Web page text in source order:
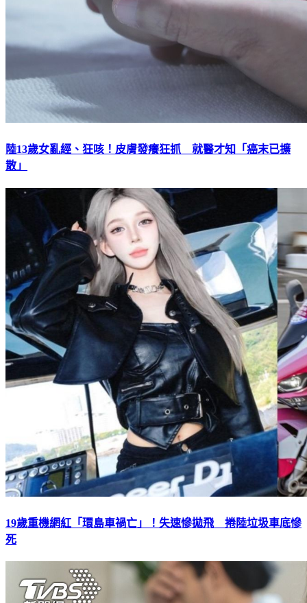
陸13歲女亂經、狂咳！皮膚發癢狂抓 就醫才知「癌末已擴
散」
19歲重機網紅「環島車禍亡」！失速慘拋飛 捲陸垃圾車底慘
死